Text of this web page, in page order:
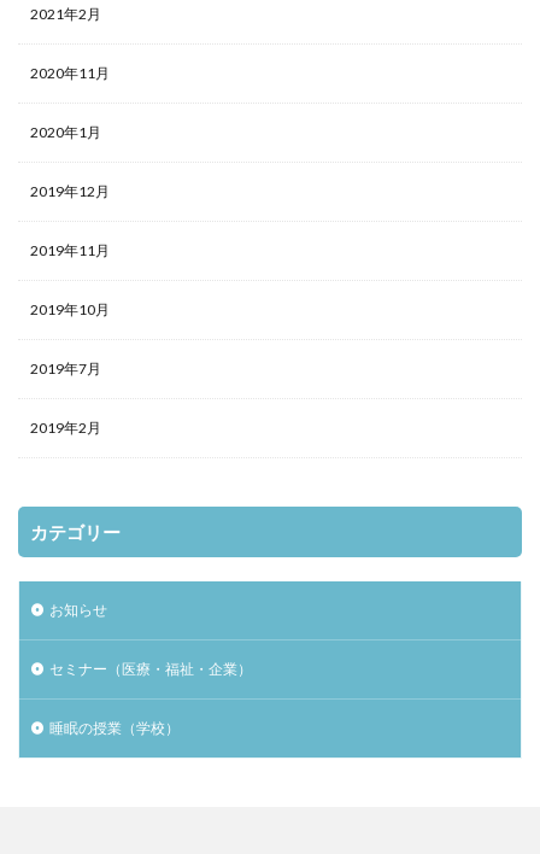
2021年2月
2020年11月
2020年1月
2019年12月
2019年11月
2019年10月
2019年7月
2019年2月
カテゴリー
お知らせ
セミナー（医療・福祉・企業）
睡眠の授業（学校）